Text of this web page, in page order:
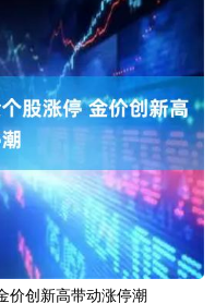
价创新高带动涨停潮